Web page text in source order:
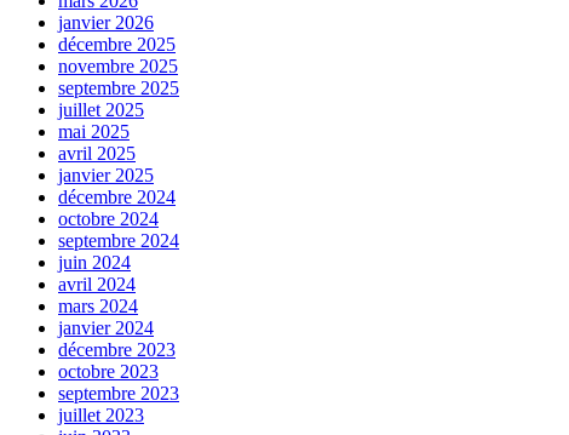
janvier 2026
décembre 2025
novembre 2025
septembre 2025
juillet 2025
mai 2025
avril 2025
janvier 2025
décembre 2024
octobre 2024
septembre 2024
juin 2024
avril 2024
mars 2024
janvier 2024
décembre 2023
octobre 2023
septembre 2023
juillet 2023